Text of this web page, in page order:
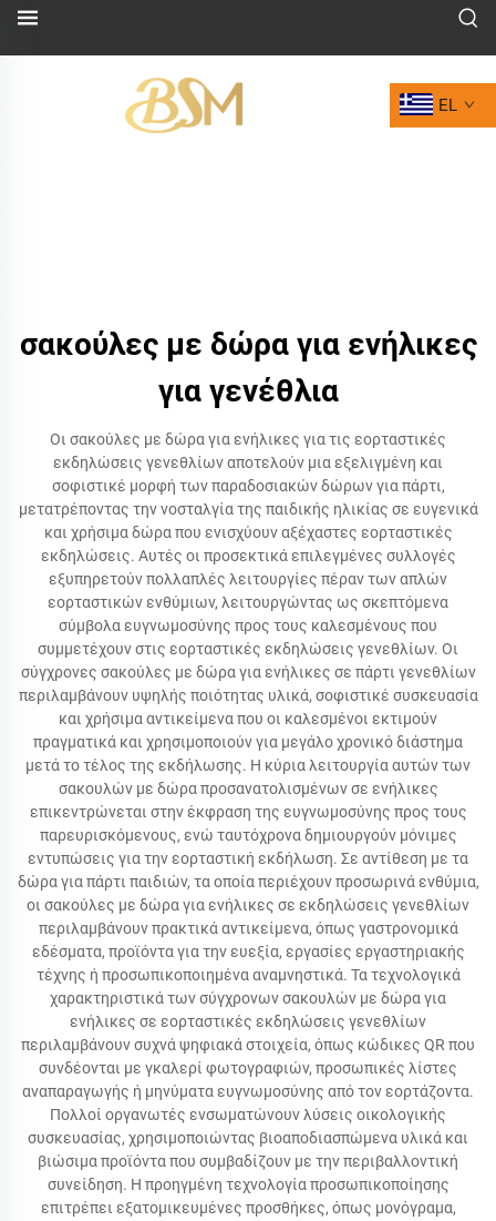
EL
σακούλες με δώρα για ενήλικες
για γενέθλια
Οι σακούλες με δώρα για ενήλικες για τις εορταστικές
εκδηλώσεις γενεθλίων αποτελούν μια εξελιγμένη και
σοφιστικέ μορφή των παραδοσιακών δώρων για πάρτι,
μετατρέποντας την νοσταλγία της παιδικής ηλικίας σε ευγενικά
και χρήσιμα δώρα που ενισχύουν αξέχαστες εορταστικές
εκδηλώσεις. Αυτές οι προσεκτικά επιλεγμένες συλλογές
εξυπηρετούν πολλαπλές λειτουργίες πέραν των απλών
εορταστικών ενθύμιων, λειτουργώντας ως σκεπτόμενα
σύμβολα ευγνωμοσύνης προς τους καλεσμένους που
συμμετέχουν στις εορταστικές εκδηλώσεις γενεθλίων. Οι
σύγχρονες σακούλες με δώρα για ενήλικες σε πάρτι γενεθλίων
περιλαμβάνουν υψηλής ποιότητας υλικά, σοφιστικέ συσκευασία
και χρήσιμα αντικείμενα που οι καλεσμένοι εκτιμούν
πραγματικά και χρησιμοποιούν για μεγάλο χρονικό διάστημα
μετά το τέλος της εκδήλωσης. Η κύρια λειτουργία αυτών των
σακουλών με δώρα προσανατολισμένων σε ενήλικες
επικεντρώνεται στην έκφραση της ευγνωμοσύνης προς τους
παρευρισκόμενους, ενώ ταυτόχρονα δημιουργούν μόνιμες
εντυπώσεις για την εορταστική εκδήλωση. Σε αντίθεση με τα
δώρα για πάρτι παιδιών, τα οποία περιέχουν προσωρινά ενθύμια,
οι σακούλες με δώρα για ενήλικες σε εκδηλώσεις γενεθλίων
περιλαμβάνουν πρακτικά αντικείμενα, όπως γαστρονομικά
εδέσματα, προϊόντα για την ευεξία, εργασίες εργαστηριακής
τέχνης ή προσωπικοποιημένα αναμνηστικά. Τα τεχνολογικά
χαρακτηριστικά των σύγχρονων σακουλών με δώρα για
ενήλικες σε εορταστικές εκδηλώσεις γενεθλίων
περιλαμβάνουν συχνά ψηφιακά στοιχεία, όπως κώδικες QR που
συνδέονται με γκαλερί φωτογραφιών, προσωπικές λίστες
αναπαραγωγής ή μηνύματα ευγνωμοσύνης από τον εορτάζοντα.
Πολλοί οργανωτές ενσωματώνουν λύσεις οικολογικής
συσκευασίας, χρησιμοποιώντας βιοαποδιασπώμενα υλικά και
βιώσιμα προϊόντα που συμβαδίζουν με την περιβαλλοντική
συνείδηση. Η προηγμένη τεχνολογία προσωπικοποίησης
επιτρέπει εξατομικευμένες προσθήκες, όπως μονόγραμα,